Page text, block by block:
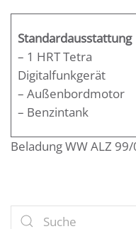
Standardausstattung
– 1 HRT Tetra
Digitalfunkgerät
– Außenbordmotor
– Benzintank
Beladung WW ALZ